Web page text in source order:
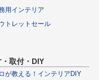
用インテリア
トレットセール
取付・DIY
が教える！インテリアDIY